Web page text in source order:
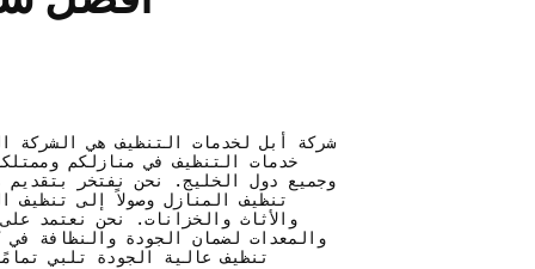
شركة أبل لخدمات التنظيف هي الشركة
خدمات التنظيف في منازلكم
وجميع دول الخليج. نحن نفتخر
تنظيف المنازل وصولاً إلى تنظيف
والأثاث والخزانات. نحن نعتمد
والمعدات لضمان الجودة والنظافة
تنظيف عالية الجودة تلبي